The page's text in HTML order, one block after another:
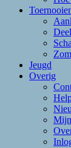
Jeugd
Overig